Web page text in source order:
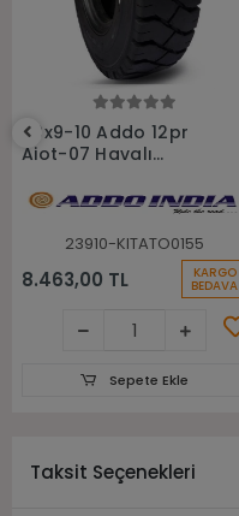
23x9-10 Addo 12pr
Aiot-07 Havalı
23910-KITATO0155
8.463,00 TL KARGO
BEDAVA
Sepete Ekle
Taksit Seçenekleri